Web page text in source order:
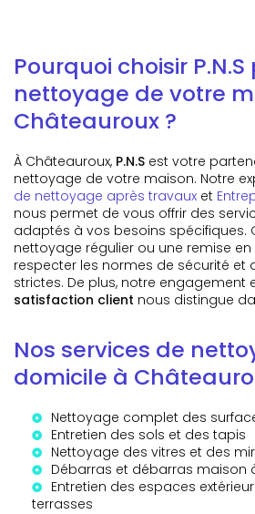
Pourquoi choisir
nettoyage de votre
Châteauroux ?
À Châteauroux, P.N.S est votre
nettoyage de votre maison. Notre
de nettoyage après travaux et
nous permet de vous offrir des
adaptés à vos besoins spécifiques.
nettoyage régulier ou une remise
respecter les normes de sécurité et
strictes. De plus, notre engagement
satisfaction client nous distingue
Nos services de
domicile à
Nettoyage complet des
Entretien des sols et des tapis
Nettoyage des vitres et des
Débarras et débarras maison
Entretien des espaces
terrasses